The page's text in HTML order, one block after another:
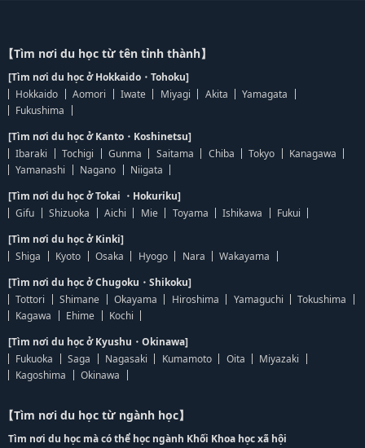
【Tìm nơi du học từ tên tỉnh thành】
[Tìm nơi du học ở Hokkaido・Tohoku]
Hokkaido
Aomori Iwate Miyagi Akita
Yamagata
Fukushima
[Tìm nơi du học ở Kanto・Koshinetsu]
Ibaraki
Tochigi Gunma Saitama Chiba Tokyo
Kanagawa
Yamanashi
Nagano
Niigata
[Tìm nơi du học ở Tokai ・Hokuriku]
Gifu
Shizuoka Aichi Mie Toyama Ishikawa
Fukui
[Tìm nơi du học ở Kinki]
Shiga
Kyoto Osaka Hyogo Nara
Wakayama
[Tìm nơi du học ở Chugoku・Shikoku]
Tottori
Shimane Okayama Hiroshima Yamaguchi
Tokushima
Kagawa
Ehime
Kochi
[Tìm nơi du học ở Kyushu・Okinawa]
Fukuoka
Saga Nagasaki Kumamoto Oita
Miyazaki
Kagoshima
Okinawa
【Tìm nơi du học từ ngành học】
Tìm nơi du học mà có thể học ngành Khối Khoa học xã hội